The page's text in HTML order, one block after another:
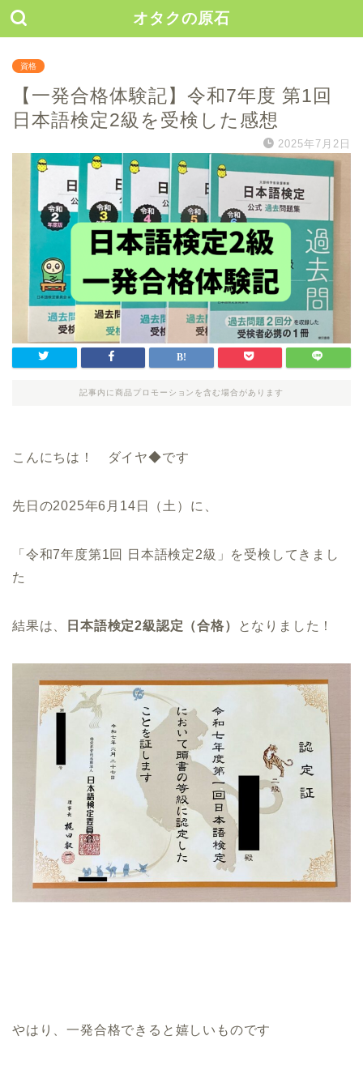
オタクの原石
資格
【一発合格体験記】令和7年度 第1回
日本語検定2級を受検した感想
2025年7月2日
記事内に商品プロモーションを含む場合があります
こんにちは！ ダイヤ◆です
先日の2025年6月14日（土）に、
「令和7年度第1回 日本語検定2級」を受検してきまし
た
結果は、 日本語検定2級認定（合格） となりました！
やはり、一発合格できると嬉しいものです